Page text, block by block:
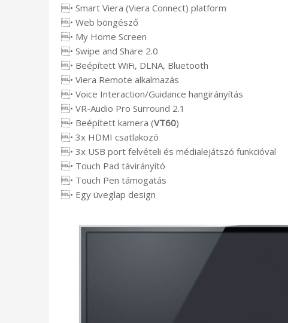
• Smart Viera (Viera Connect) platform
• Web böngésző
• My Home Screen
• Swipe and Share 2.0
• Beépített WiFi, DLNA, Bluetooth
• Viera Remote alkalmazás
• Voice Interaction/Guidance hangirányítás
• VR-Audio Pro Surround 2.1
• Beépített kamera (VT60)
• 3x HDMI csatlakozó
• 3x USB port felvételi és médialejátszó funkcióval
• Touch Pad távirányító
• Touch Pen támogatás
• Egy üveglap design